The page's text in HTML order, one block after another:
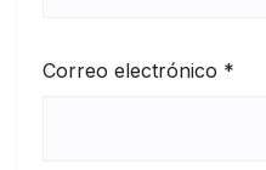
Correo electrónico *